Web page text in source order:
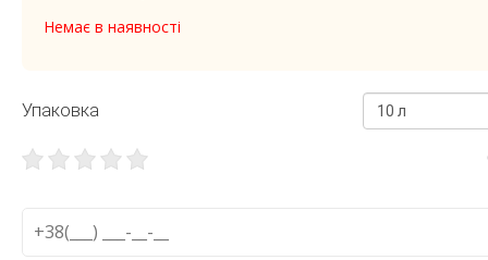
Немає в наявності
Упаковка 10 л